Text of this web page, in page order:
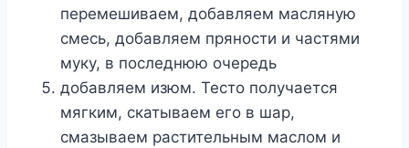
перемешиваем, добавляем масляную
смесь, добавляем пряности и частями
муку, в последнюю очередь
добавляем изюм. Тесто получается
мягким, скатываем его в шар,
смазываем растительным маслом и